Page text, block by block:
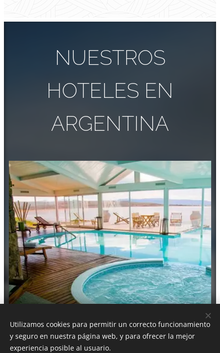
NUESTROS
HOTELES EN
ARGENTINA
XELENA SUITES - EL CALAFATE
Utilizamos cookies para permitir un correcto funcionamiento
y seguro en nuestra página web, y para ofrecer la mejor
experiencia posible al usuario.